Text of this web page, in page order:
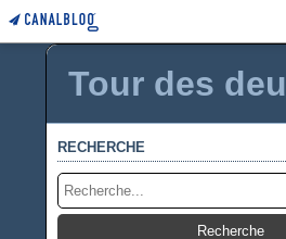
Tour des
RECHERCHE